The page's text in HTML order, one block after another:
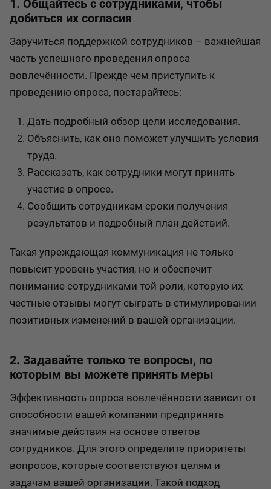
1. Общайтесь с сотрудниками, чтобы
добиться их согласия
Заручиться поддержкой сотрудников – важнейшая
часть успешного проведения опроса
вовлечённости. Прежде чем приступить к
проведению опроса, постарайтесь:
Дать подробный обзор цели исследования.
Объяснить, как оно поможет улучшить условия
труда.
Рассказать, как сотрудники могут принять
участие в опросе.
Сообщить сотрудникам сроки получения
результатов и подробный план действий.
Такая упреждающая коммуникация не только
повысит уровень участия, но и обеспечит
понимание сотрудниками той роли, которую их
честные отзывы могут сыграть в стимулировании
позитивных изменений в вашей организации.
2. Задавайте только те вопросы, по
которым вы можете принять меры
Эффективность опроса вовлечённости зависит от
способности вашей компании предпринять
значимые действия на основе ответов
сотрудников. Для этого определите приоритеты
вопросов, которые соответствуют целям и
задачам вашей организации. Такой подход